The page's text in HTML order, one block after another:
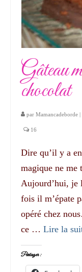
Gâteau
chocolat
par Mamancadeborde |
16
Dire qu’il y a
magique ne me
Aujourd’hui, je
fois il m’épate
opéré chez
ce … Lire la
Partager :